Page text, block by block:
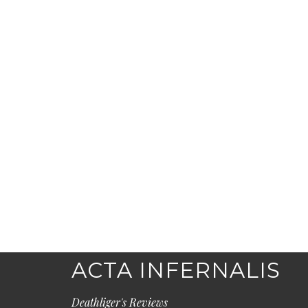
ACTA INFERNALIS
Deathliger's Reviews